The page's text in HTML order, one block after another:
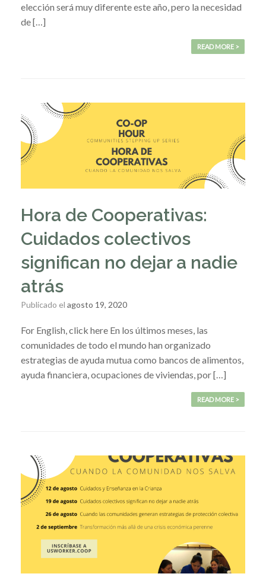
elección será muy diferente este año, pero la necesidad
de […]
READ MORE >
Hora de Cooperativas:
Cuidados colectivos
significan no dejar a nadie
atrás
Publicado el agosto 19, 2020
For English, click here En los últimos meses, las
comunidades de todo el mundo han organizado
estrategias de ayuda mutua como bancos de alimentos,
ayuda financiera, ocupaciones de viviendas, por […]
READ MORE >